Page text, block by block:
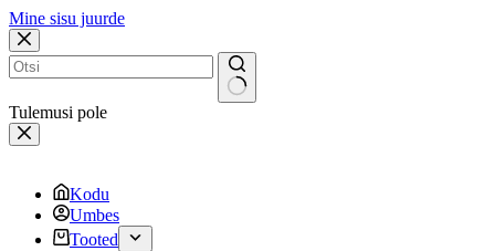
Mine sisu juurde
Tulemusi pole
Kodu
Umbes
Tooted